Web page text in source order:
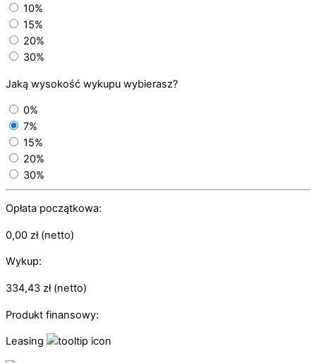
10%
15%
20%
30%
Jaką wysokość wykupu wybierasz?
0%
7%
15%
20%
30%
Opłata początkowa:
0,00 zł(netto)
Wykup:
334,43 zł(netto)
Produkt finansowy:
Leasing